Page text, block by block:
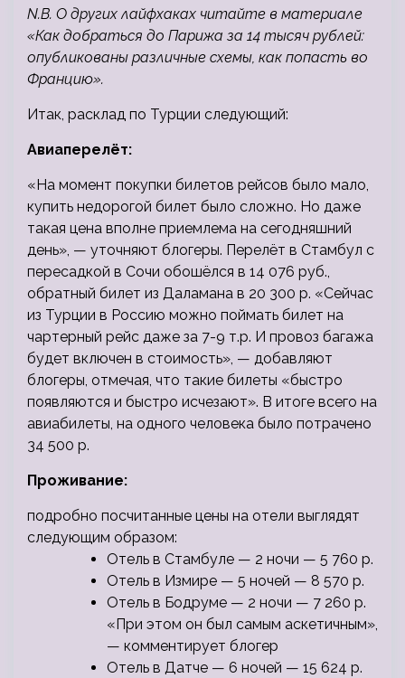
N.B. О других лайфхаках читайте в материале
«Как добраться до Парижа за 14 тысяч рублей:
опубликованы различные схемы, как попасть во
Францию».
Итак, расклад по Турции следующий:
Авиаперелёт:
«На момент покупки билетов рейсов было мало,
купить недорогой билет было сложно. Но даже
такая цена вполне приемлема на сегодняшний
день», — уточняют блогеры. Перелёт в Стамбул с
пересадкой в Сочи обошёлся в 14 076 руб.,
обратный билет из Даламана в 20 300 р. «Сейчас
из Турции в Россию можно поймать билет на
чартерный рейс даже за 7-9 т.р. И провоз багажа
будет включен в стоимость», — добавляют
блогеры, отмечая, что такие билеты «быстро
появляются и быстро исчезают». В итоге всего на
авиабилеты, на одного человека было потрачено
34 500 р.
Проживание:
подробно посчитанные цены на отели выглядят
следующим образом:
Отель в Стамбуле — 2 ночи — 5 760 р.
Отель в Измире — 5 ночей — 8 570 р.
Отель в Бодруме — 2 ночи — 7 260 р.
«При этом он был самым аскетичным»,
— комментирует блогер
Отель в Датче — 6 ночей — 15 624 р.